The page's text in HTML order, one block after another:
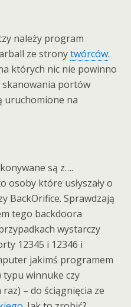
należy program
ze stronytwórców.
których nic nie powinno
skanowania portów
uruchomione na
są z….
osoby które usłyszały o
BackOrifice. Sprawdzają
tego backdoora
wystarczy
12345 i 12346 i
jakimś programem
typu winnuke czy
– do ściągnięcia ze